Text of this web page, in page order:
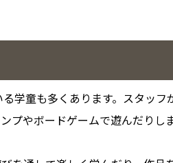
学童も多くあります。スタッ
プやボードゲームで遊んだりし